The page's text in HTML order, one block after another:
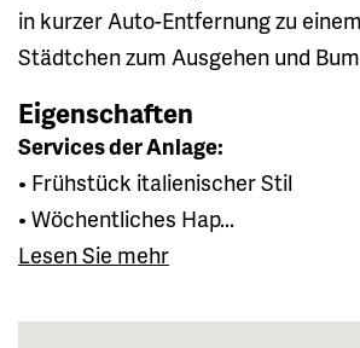
in kurzer Auto-Entfernung zu
Städtchen zum Ausgehen und
Eigenschaften
Services der Anlage:
• Frühstück italienischer Stil
• Wöchentliches Hap...
Lesen Sie mehr